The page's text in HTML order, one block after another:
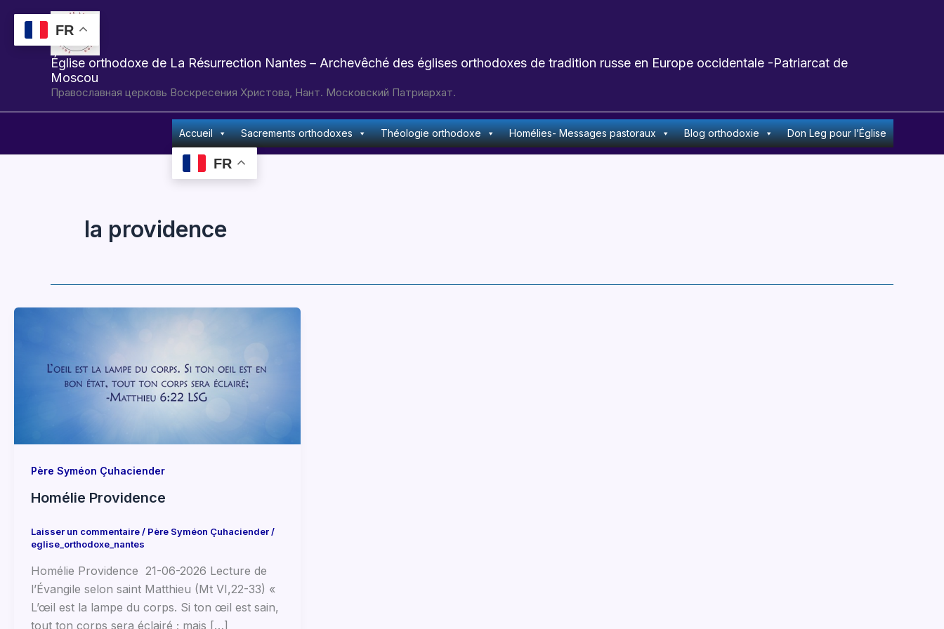
contenu
Église orthodoxe de La Résurrection Nantes – Archevêché des églises orthodoxes de tradition russe en Europe occidentale -Patriarcat de
Moscou
Православная церковь Воскресения Христова, Нант. Московский Патриархат.
Accueil Sacrements orthodoxes Théologie orthodoxe Homélies- Messages pastoraux Blog orthodoxie Don Leg pour l’Église
FR
la providence
Père Syméon Çuhaciender
Homélie Providence
Laisser un commentaire/ Père Syméon Çuhaciender/
eglise_orthodoxe_nantes
Homélie Providence 21-06-2026 Lecture de
l’Évangile selon saint Matthieu (Mt VI,22-33) «
L’œil est la lampe du corps. Si ton œil est sain,
tout ton corps sera éclairé ; mais […]
FR